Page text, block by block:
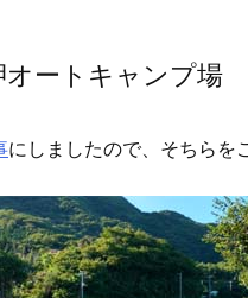
オートキャンプ場
にしましたので、そちらを